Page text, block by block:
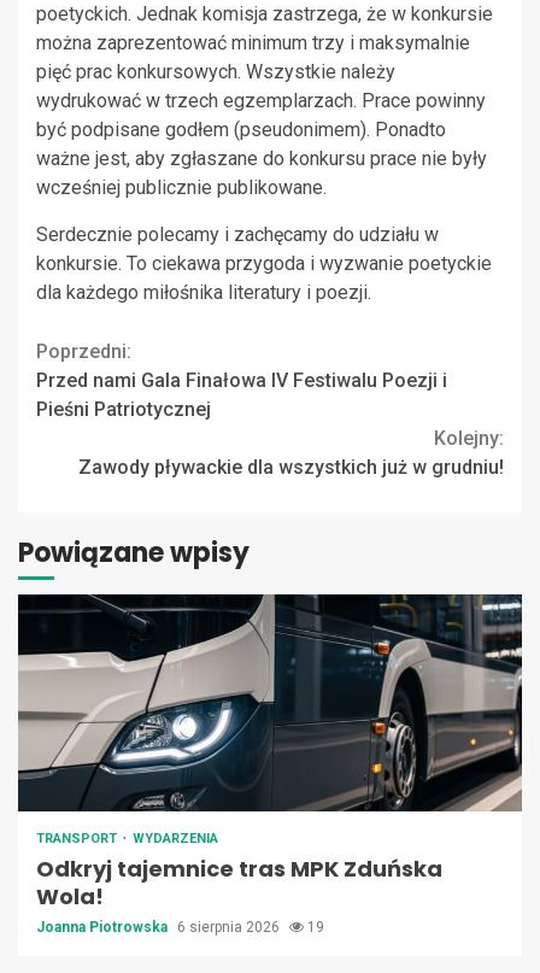
poetyckich. Jednak komisja zastrzega, że w konkursie
można zaprezentować minimum trzy i maksymalnie
pięć prac konkursowych. Wszystkie należy
wydrukować w trzech egzemplarzach. Prace powinny
być podpisane godłem (pseudonimem). Ponadto
ważne jest, aby zgłaszane do konkursu prace nie były
wcześniej publicznie publikowane.
Serdecznie polecamy i zachęcamy do udziału w
konkursie. To ciekawa przygoda i wyzwanie poetyckie
dla każdego miłośnika literatury i poezji.
Continue
Reading
Poprzedni:
Przed nami Gala Finałowa IV Festiwalu Poezji i
Pieśni Patriotycznej
Kolejny:
Zawody pływackie dla wszystkich już w grudniu!
Powiązane wpisy
TRANSPORT WYDARZENIA
Odkryj tajemnice tras MPK Zduńska
Wola!
Joanna Piotrowska 6 sierpnia 2026 19